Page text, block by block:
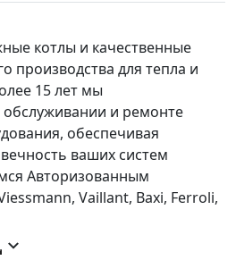
котлы и качественные
производства для тепла и
15 лет мы
и ремонте
обеспечивая
ваших систем
Авторизованным
Vaillant, Baxi, Ferroli,